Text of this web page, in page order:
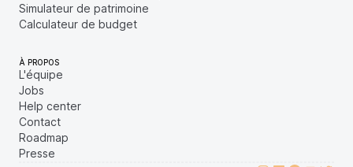
Simulateur de patrimoine
Calculateur de budget
À PROPOS
L'équipe
Jobs
Help center
Contact
Roadmap
Presse